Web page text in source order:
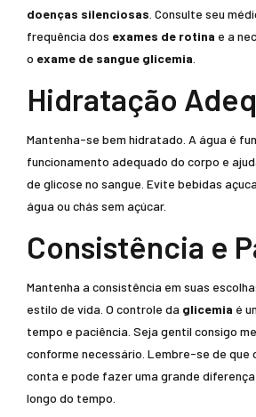
doenças silenciosas . Consulte seu
frequência dos exames de rotina e a
o exame de sangue glicemia
Hidratação
Mantenha-se bem hidratado. A água é
funcionamento adequado do corpo e
de glicose no sangue. Evite bebidas
água ou chás sem açúcar.
Consistência e
Mantenha a consistência em suas
estilo de vida. O controle da glicemia é
tempo e paciência. Seja gentil consigo
conforme necessário. Lembre-se de que
conta e pode fazer uma grande diferença
longo do tempo.